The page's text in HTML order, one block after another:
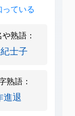
っている
熟語：
紀士子
熟語：
進退